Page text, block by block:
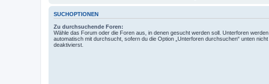
SUCHOPTIONEN
Zu durchsuchende Foren:
Wähle das Forum oder die Foren aus, in denen gesucht werden soll. Unterforen werden
automatisch mit durchsucht, sofern du die Option „Unterforen durchsuchen“ unten nicht
deaktivierst.